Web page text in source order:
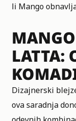
li Mango
LATTA:
Dizajnerski
ova saradnja